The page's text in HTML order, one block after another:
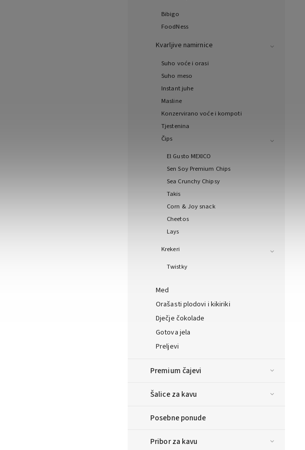
Bibigo
FoodNess
Kvarljive namirnice
Suho voće i orasi
Suho meso
Instant juhe
Masline
Konzervirano voće i kompoti
Tjestenina
Čips
El Gusto MEXICO
Sen Soy Premium Chips
Sea Crunchy Chipsy
Takis
Corn & Joy snack
Cheetos
Lays
Krekeri
Twistky
Med
Orašasti plodovi i kikiriki
Dječje čokolade
Gotova jela
Preljevi
Premium čajevi
Šalice za kavu
Posebne ponude
Pribor za kavu